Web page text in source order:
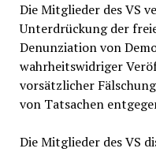
Die Mitglieder des VS
Unterdrückung der
Denunziation von
wahrheitswidriger
vorsätzlicher
von Tatsachen
Die Mitglieder des VS